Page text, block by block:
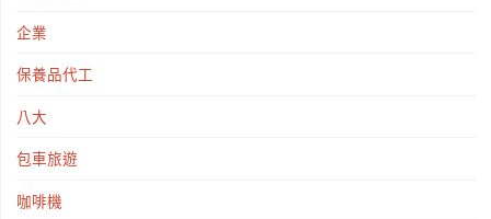
企業
保養品代工
八大
包車旅遊
咖啡機